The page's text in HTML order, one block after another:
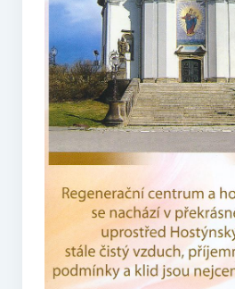
Mapa – sídlo ČEPES
Kontakty
Seznam praktiků